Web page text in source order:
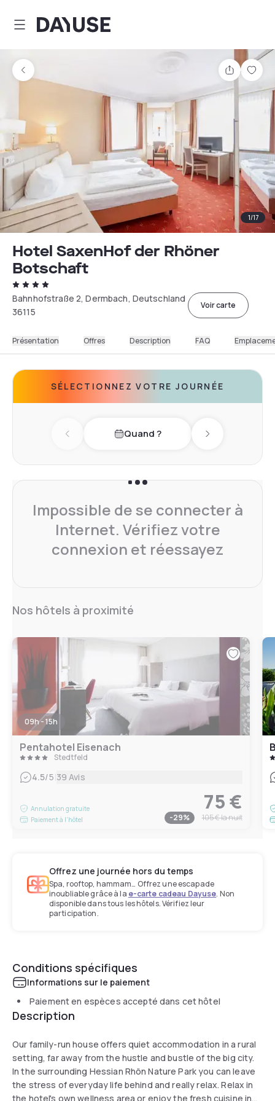
Dayuse
Partager
1/17
Hotel SaxenHof der Rhöner
Botschaft
Bahnhofstraße 2, Dermbach, Deutschland
36115
Voir carte
Présentation Offres Description FAQ
SÉLECTIONNEZ VOTRE JOURNÉE
Previous dayQuand ? Next day
Impossible de se connecter à
Internet. Vérifiez votre
connexion et réessayez
Nos hôtels à proximité
09h - 15h
Pentahotel Eisenach
Stedtfeld
4.5/5 39 Avis
Annulation gratuite
Paiement à l'hôtel
75 €
-29% 105 €la nuit
Offrez une journée hors du temps
Spa, rooftop, hammam… Offrez une escapade
inoubliable grâce à la e-carte cadeau Dayuse. Non
disponible dans tous les hôtels. Vérifiez leur
participation.
Conditions spécifiques
Informations sur le paiement
Paiement en espèces accepté dans cet hôtel
Description
Our family-run house offers quiet accommodation in a rural
setting, far away from the hustle and bustle of the big city.
In the surrounding Hessian Rhön Nature Park you can leave
the stress of everyday life behind and really relax. Relax in
the hotel's own wellness area or enjoy the fresh cuisine in